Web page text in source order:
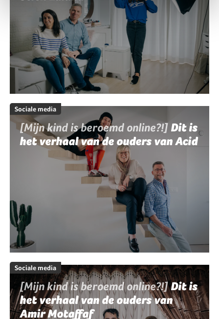
Sociale media
[Mijn kind is beroemd online?!] Dit is
het verhaal van de ouders van Acid
Sociale media
[Mijn kind is beroemd online?!]Dit is
het verhaal van de ouders van
Amir Motaffaf